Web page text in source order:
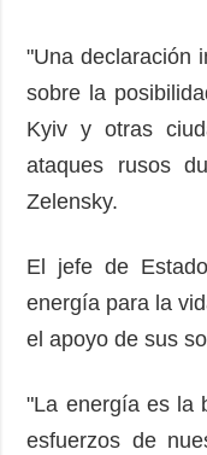
"Una declaración
sobre la
Kyiv y otras
ataques rusos
Zelensky.
El jefe de
energía para la
el apoyo de sus
"La energía es la
esfuerzos de